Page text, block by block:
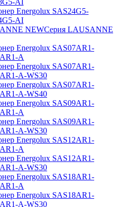
AI
Energolux SAS24G5-
AI
Серия LAUSANNE
Energolux SAS07AR1-
A
Energolux SAS07AR1-
A-WS30
Energolux SAS07AR1-
A-WS40
Energolux SAS09AR1-
A
Energolux SAS09AR1-
A-WS30
Energolux SAS12AR1-
A
Energolux SAS12AR1-
A-WS30
Energolux SAS18AR1-
A
Energolux SAS18AR1-
A-WS30